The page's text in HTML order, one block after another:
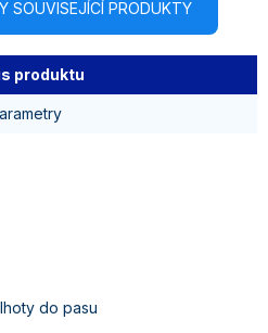
SOUVISEJÍCÍ PRODUKTY
produktu
do pasu